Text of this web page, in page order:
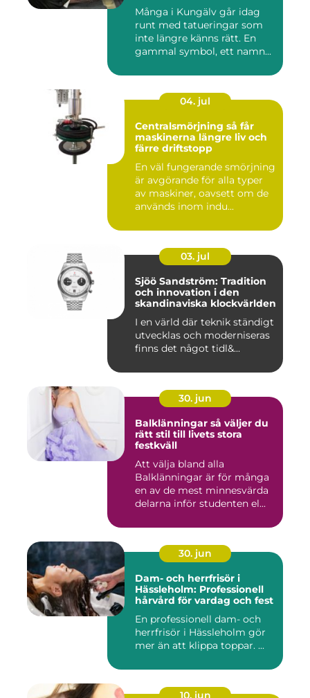
Många i Kungälv går idag
runt med tatueringar som
inte längre känns rätt. En
gammal symbol, ett namn...
04. jul
Centralsmörjning så får
maskinerna längre liv och
färre driftstopp
En väl fungerande smörjning
är avgörande för alla typer
av maskiner, oavsett om de
används inom indu...
03. jul
Sjöö Sandström: Tradition
och innovation i den
skandinaviska klockvärlden
I en värld där teknik ständigt
utvecklas och moderniseras
finns det något tidl&...
30. jun
Balklänningar så väljer du
rätt stil till livets stora
festkväll
Att välja bland alla
Balklänningar är för många
en av de mest minnesvärda
delarna inför studenten el...
30. jun
Dam- och herrfrisör i
Hässleholm: Professionell
hårvård för vardag och fest
En professionell dam- och
herrfrisör i Hässleholm gör
mer än att klippa toppar. ...
10. jun